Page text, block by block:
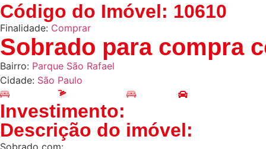
Código do Imóvel: 10610
Finalidade: Comprar
Sobrado para compra
Bairro: Parque São Rafael
Cidade: São Paulo
Investimento:
Descrição do imóvel:
Sobrado com: